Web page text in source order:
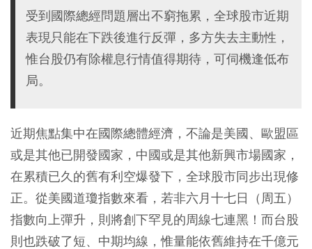
受到國際總經問題層出不窮拖累，全球股市近期
表現只能在下跌後進行反彈，多方失去主動性，
惟台股仍有除權息行情值得期待，可伺機逢低布
局。
近期焦點集中在國際總體經濟，不論是美國、歐盟區
或是其他已開發國家，中國或是其他新興市場國家，
在累積已久的舊有利空爆發下，全球股市同步出現修
正。從美國道瓊指數來看，若非六月十七日（周五）
指數向上彈升，則將創下罕見的周線七連黑！而台股
則也跌破了短、中期均線，惟量能依舊維持在千億元